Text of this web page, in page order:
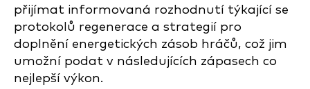
přijímat informovaná rozhodnutí týkající se
protokolů regenerace a strategií pro
doplnění energetických zásob hráčů, což jim
umožní podat v následujících zápasech co
nejlepší výkon.